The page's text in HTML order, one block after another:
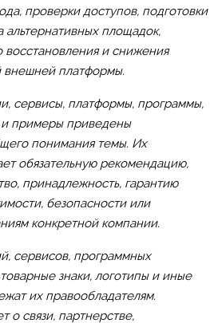
проверки доступов, подготовки
площадок,
восстановления и снижения
внешней платформы.
сервисы, платформы, программы,
примеры приведены
понимания темы. Их
обязательную рекомендацию,
принадлежность, гарантию
безопасности или
конкретной компании.
сервисов, программных
знаки, логотипы и иные
их правообладателям.
о связи, партнерстве,